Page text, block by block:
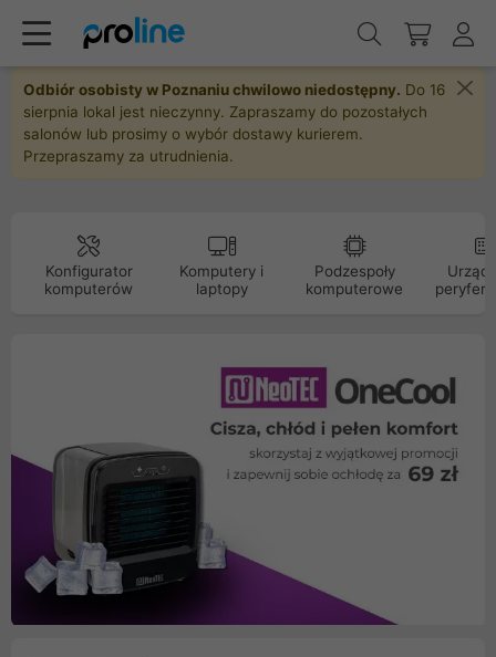
Odbiór osobisty w Poznaniu chwilowo niedostępny. Do 16
sierpnia lokal jest nieczynny. Zapraszamy do pozostałych
salonów lub prosimy o wybór dostawy kurierem.
Przepraszamy za utrudnienia.
Konfigurator
komputerów
Komputery i
laptopy
Podzespoły
komputerowe